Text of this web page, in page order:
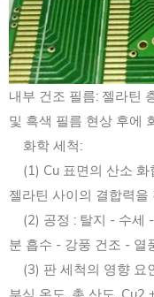
내부 건조 필름: 젤라틴
및 흑색 필름 현상 후에
화학 세척:
(1) Cu 표면의 산소 화
젤라틴 사이의 결합력
(2) 공정 : 탈지 - 수세
분 흡수 - 강풍 건조 - 열
(3) 판 세척의 영향 요